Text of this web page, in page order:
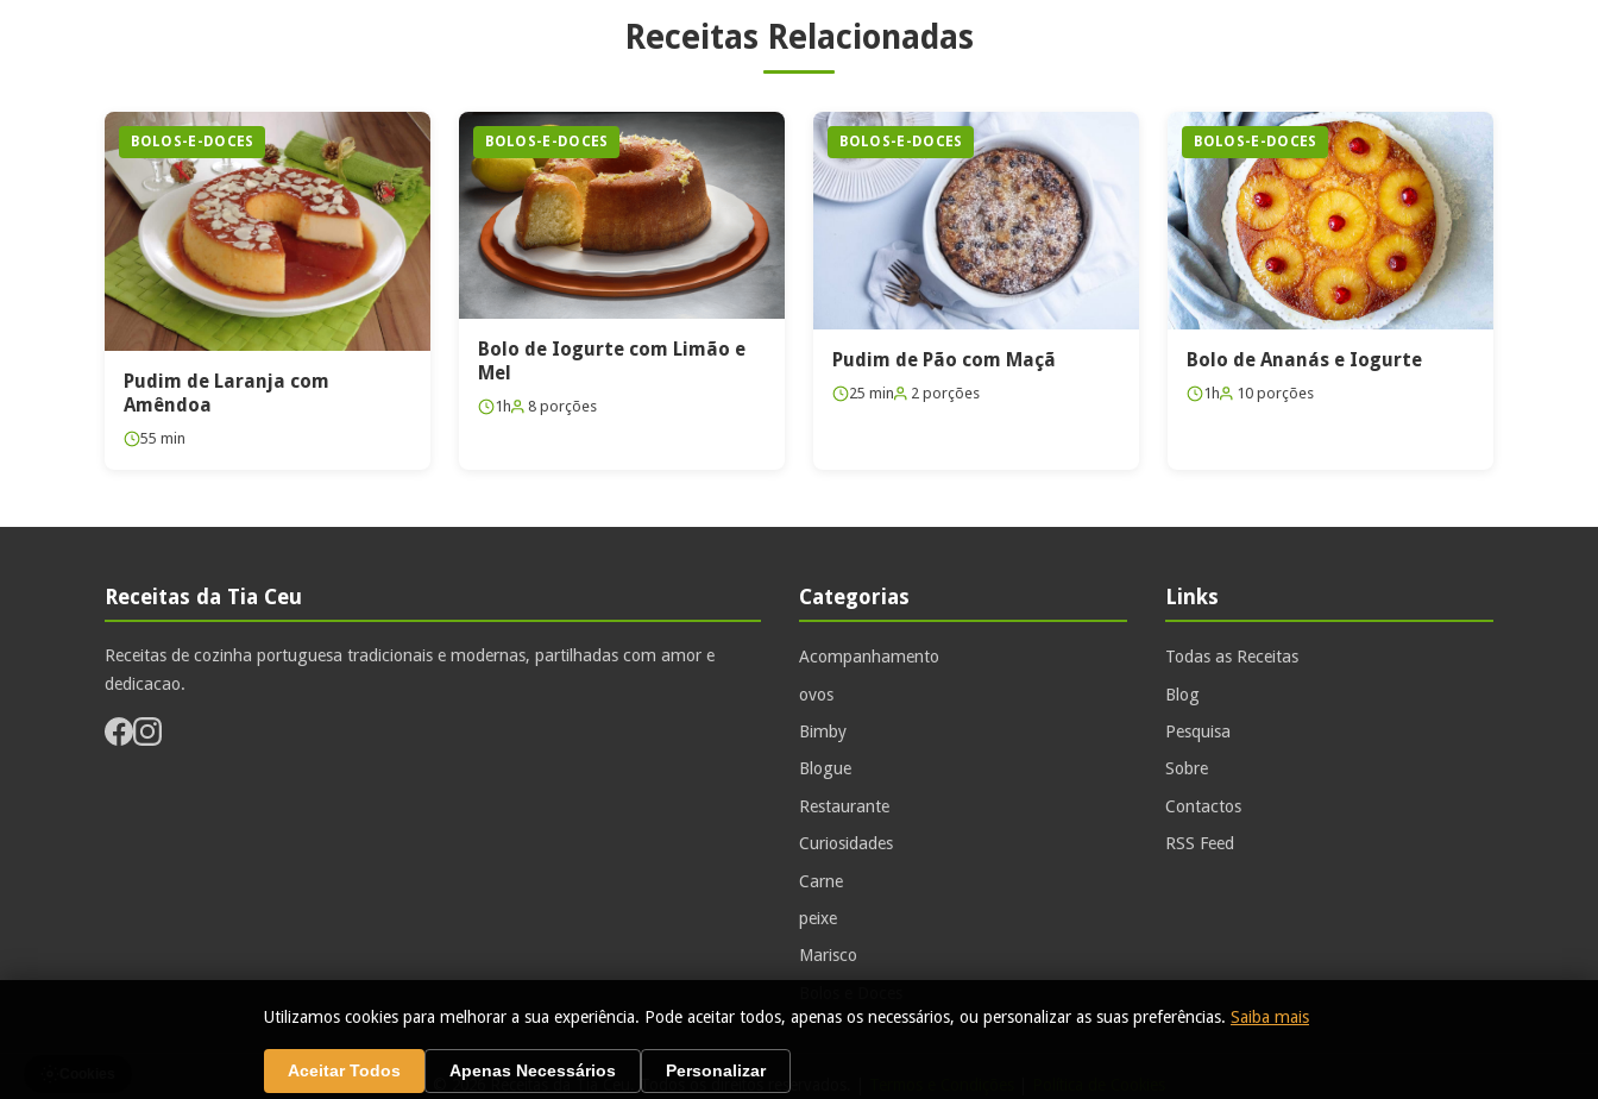
Receitas Relacionadas
BOLOS-E-DOCES
Pudim de Laranja com
Amêndoa
55 min
BOLOS-E-DOCES
Bolo de Iogurte com Limão e
Mel
1h 8 porções
BOLOS-E-DOCES
Pudim de Pão com Maçã
25 min 2 porções
BOLOS-E-DOCES
Bolo de Ananás e Iogurte
1h 10 porções
Receitas da Tia Ceu
Receitas de cozinha portuguesa tradicionais e modernas, partilhadas com amor e
dedicacao.
Categorias
Acompanhamento
ovos
Bimby
Blogue
Restaurante
Curiosidades
Carne
peixe
Marisco
Links
Todas as Receitas
Blog
Pesquisa
Sobre
Contactos
RSS Feed
© 2026 Receitas da Tia Ceu. Todos os direitos reservados. |
Utilizamos cookies para melhorar a sua experiência. Pode aceitar todos, apenas os necessários, ou personalizar as suas preferências. Saiba mais
Aceitar Todos Apenas Necessários Personalizar